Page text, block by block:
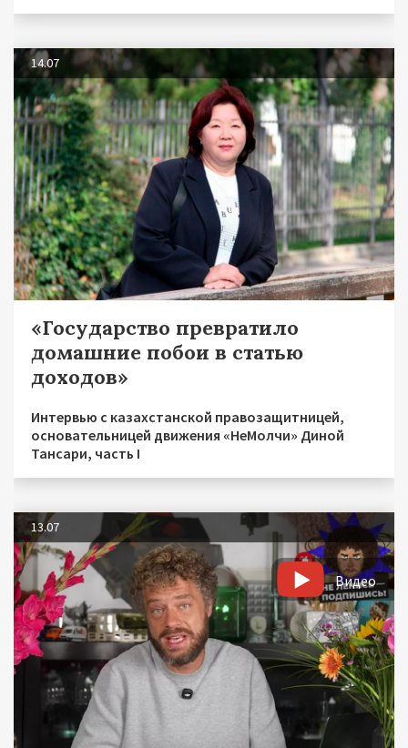
14.07
«Государство превратило
домашние побои в статью
доходов»
Интервью с казахстанской правозащитницей,
основательницей движения «НеМолчи» Диной
Тансари, часть I
13.07
Видео